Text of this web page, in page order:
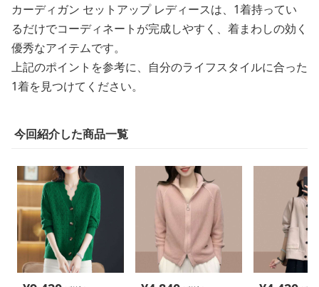
カーディガン セットアップ レディースは、1着持ってい
るだけでコーディネートが完成しやすく、着まわしの効く
優秀なアイテムです。
上記のポイントを参考に、自分のライフスタイルに合った
1着を見つけてください。
今回紹介した商品一覧